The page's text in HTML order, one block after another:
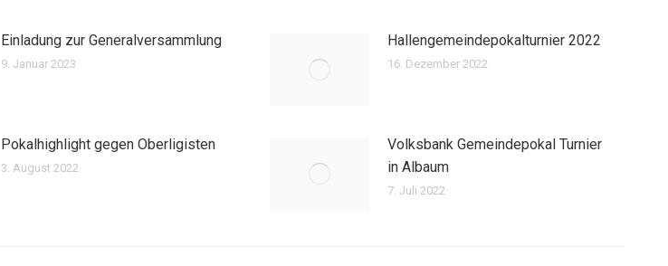
Einladung zur Generalversammlung
9. Januar 2023
Hallengemeindepokalturnier 2022
16. Dezember 2022
Pokalhighlight gegen Oberligisten
3. August 2022
Volksbank Gemeindepokal Turnier
in Albaum
7. Juli 2022